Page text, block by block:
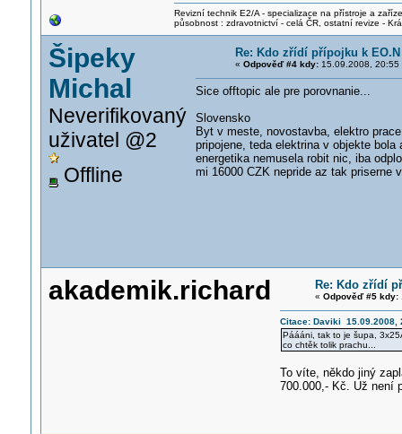
Revizní technik E2/A - specializace na přístroje a
působnost : zdravotnictví - celá ČR, ostatní revize -
Šipeky
Michal
Neverifikovaný
uživatel @2
Offline
Re: Kdo zřídí přípojku k
« Odpověď #4 kdy:15.09.2008, 20:55
Sice offtopic ale pre porovnanie...
Slovensko
Byt v meste, novostavba, elektro
pripojene, teda elektrina v objekte
energetika nemusela robit nic, iba
mi 16000 CZK nepride az tak priserne
akademik.richard Re: Kdo zřídí
« Odpověď #5 kdy:
Citace: Daviki 15.09.2008,
Páááni, tak to je šupa,
co chtěk tolik prachu...
To víte, někdo jiný
700.000,- Kč. Už není